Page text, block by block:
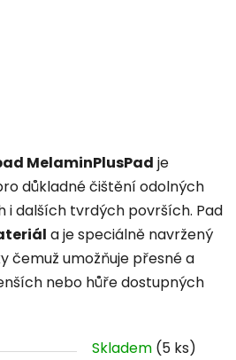
MelaminPlusPad je
důkladné čištění odolných
i dalších tvrdých površích. Pad
a je speciálně navržený
čemuž umožňuje přesné a
nebo hůře dostupných
Skladem (5 ks)